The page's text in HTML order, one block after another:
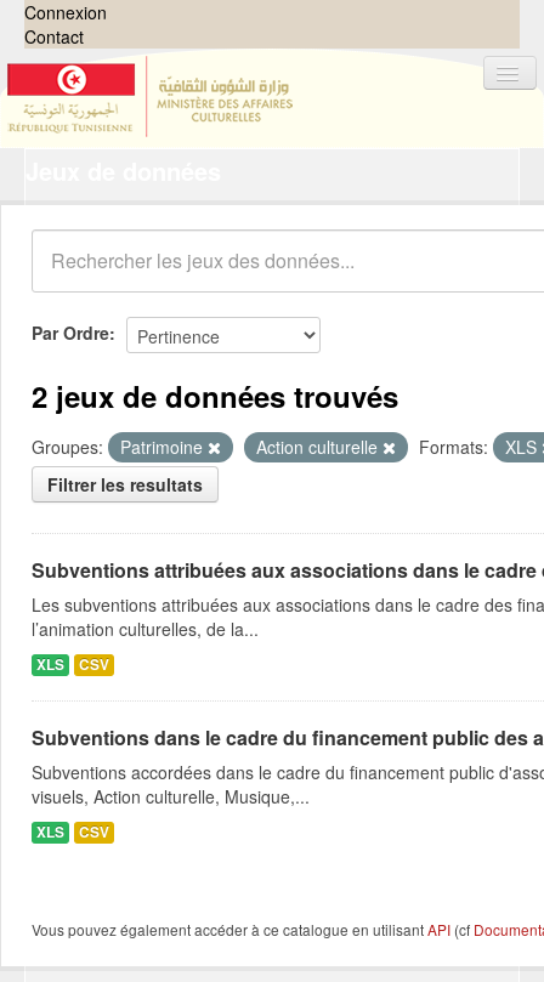
Connexion
Contact
Organisations
Groupes
Demandes 0
À propos
Par Ordre
2 jeux de données trouvés
Groupes: Patrimoine Action culturelle Formats:
XLS
Filtrer les resultats
Subventions attribuées aux associations dans le
Les subventions attribuées aux associations dans le cadre des
l’animation culturelles, de la...
XLS CSV
Subventions dans le cadre du financement public des
Subventions accordées dans le cadre du financement public
visuels, Action culturelle, Musique,...
XLS CSV
Vous pouvez également accéder à ce catalogue en utilisantAPI (cf